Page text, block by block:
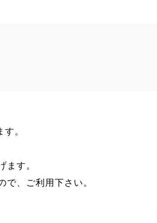
。
ます。
、ご利用下さい。